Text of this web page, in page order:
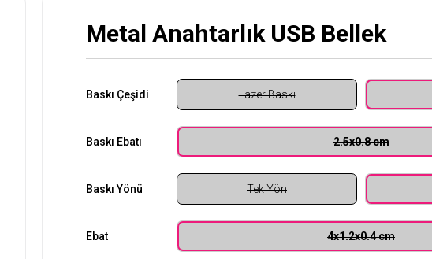
Metal Anahtarlık USB Bellek
Baskı Çeşidi Lazer Baskı
Baskı Ebatı 2.5x0.8 cm
Baskı Yönü Tek Yön
Ebat 4x1.2x0.4 cm